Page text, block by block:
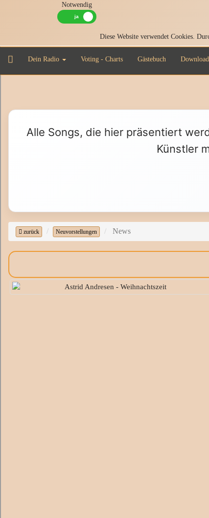
Notwendig
Diese Website verwendet Cookies.
Dein Radio Voting - Charts Gästebuch
Alle Songs, die hier präsentiert
Künstler
zurück Neuvorstellungen News